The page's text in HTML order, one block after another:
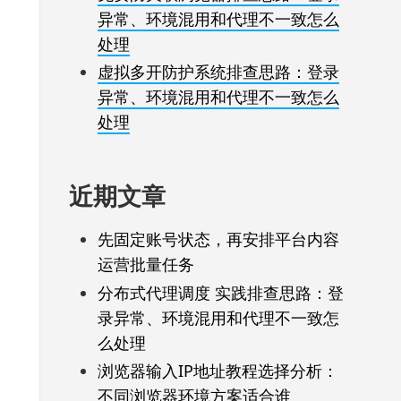
异常、环境混用和代理不一致怎么
处理
虚拟多开防护系统排查思路：登录
异常、环境混用和代理不一致怎么
处理
近期文章
先固定账号状态，再安排平台内容
运营批量任务
分布式代理调度 实践排查思路：登
录异常、环境混用和代理不一致怎
么处理
浏览器输入IP地址教程选择分析：
不同浏览器环境方案适合谁